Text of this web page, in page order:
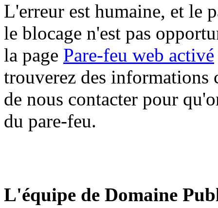
L'erreur est humaine, et le
le blocage n'est pas
la page Pare-feu web activé
trouverez des informations
de nous contacter pour
du pare-feu.
L'équipe de Domaine